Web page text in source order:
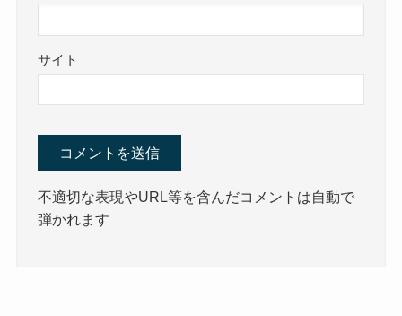
サイト
不適切な表現やURL等を含んだコメントは自動で
弾かれます